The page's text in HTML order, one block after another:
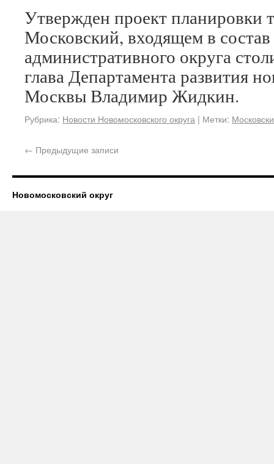
Утвержден проект планировки
Московский, входящем в
административного округа
глава Департамента развития
Москвы Владимир Жидкин.
Рубрика: Новости Новомосковского округа | Метки:
← Предыдущие записи
Новомосковский округ